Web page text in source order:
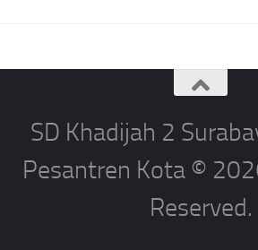
SD Khadijah 2
Pesantren Kota ©
Reserved.